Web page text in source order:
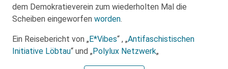
dem Demokratieverein zum wiederholten Mal die
Scheiben eingeworfen worden.
Ein Reisebericht von „E*Vibes“ , „Antifaschistischen
Initiative Löbtau“ und „Polylux Netzwerk„